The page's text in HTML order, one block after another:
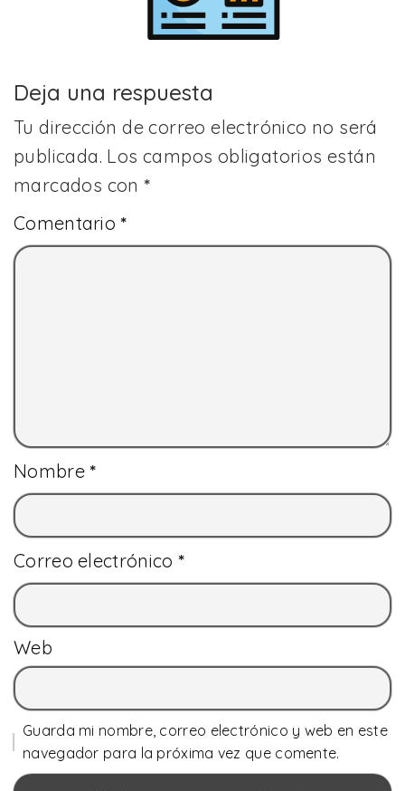
Deja una respuesta
Tu dirección de correo electrónico no será
publicada. Los campos obligatorios están
marcados con*
Comentario*
Nombre*
Correo electrónico *
Web
Guarda mi nombre, correo electrónico y web en este
navegador para la próxima vez que comente.